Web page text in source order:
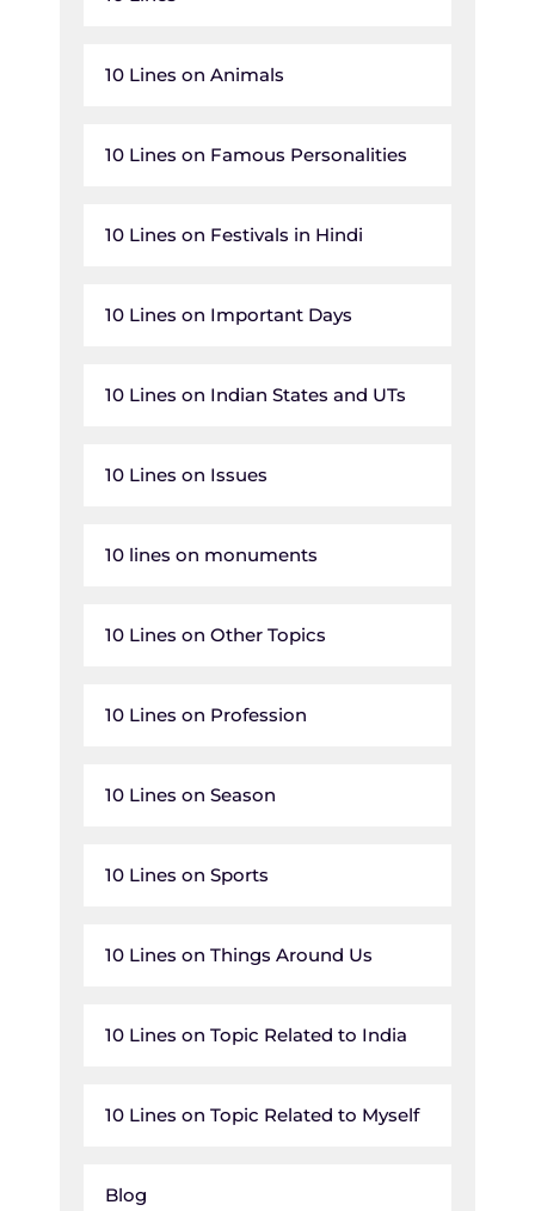
10 Lines on Animals
10 Lines on Famous Personalities
10 Lines on Festivals in Hindi
10 Lines on Important Days
10 Lines on Indian States and UTs
10 Lines on Issues
10 lines on monuments
10 Lines on Other Topics
10 Lines on Profession
10 Lines on Season
10 Lines on Sports
10 Lines on Things Around Us
10 Lines on Topic Related to India
10 Lines on Topic Related to Myself
Blog